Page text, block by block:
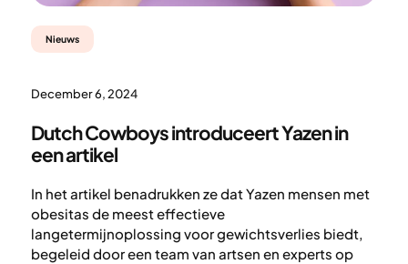
Nieuws
December 6, 2024
Dutch Cowboys introduceert Yazen in
een artikel
In het artikel benadrukken ze dat Yazen mensen met
obesitas de meest effectieve
langetermijnoplossing voor gewichtsverlies biedt,
begeleid door een team van artsen en experts op